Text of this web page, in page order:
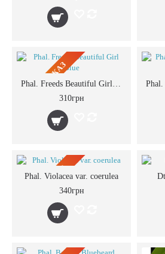
ПРЕДЗАКАЗ
Phal. Freeds Beautiful Girl Blue
310грн
ПРЕДЗАКАЗ
Phal. Violacea var. coerulea
340грн